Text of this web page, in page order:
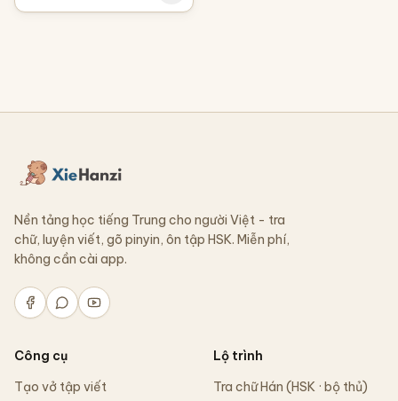
Nền tảng học tiếng Trung cho người Việt - tra
chữ, luyện viết, gõ pinyin, ôn tập HSK. Miễn phí,
không cần cài app.
Công cụ
Tạo vở tập viết
Lộ trình
Tra chữ Hán (HSK · bộ thủ)